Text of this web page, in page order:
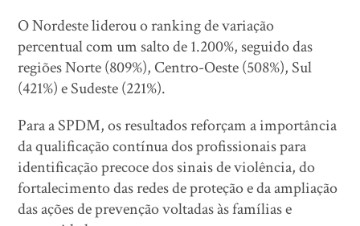
O Nordeste liderou o ranking de variação
percentual com um salto de 1.200%, seguido das
regiões Norte (809%), Centro-Oeste (508%), Sul
(421%) e Sudeste (221%).
Para a SPDM, os resultados reforçam a importância
da qualificação contínua dos profissionais para
identificação precoce dos sinais de violência, do
fortalecimento das redes de proteção e da ampliação
das ações de prevenção voltadas às famílias e